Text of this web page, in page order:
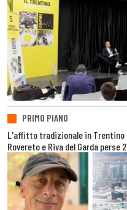
PRIMO PIANO
L'affitto tradizionale in Trentino
Rovereto e Riva del Garda perse